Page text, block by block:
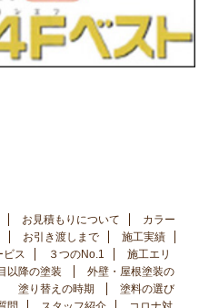
お見積もりについて
カラー
お引き渡しまで
施工実績
ス ３つのNo.1
施工エリ
以降の塗装
外壁・屋根塗装の
塗り替えの時期
塗料の選び